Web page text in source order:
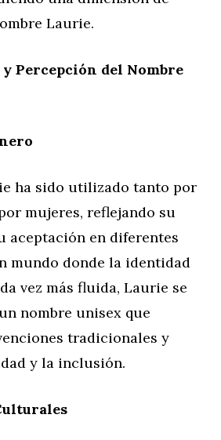
Laurie.
Percepción del Nombre
ha sido utilizado tanto por
mujeres, reflejando su
aceptación en diferentes
mundo donde la identidad
vez más fluida, Laurie se
nombre unisex que
tradicionales y
y la inclusión.